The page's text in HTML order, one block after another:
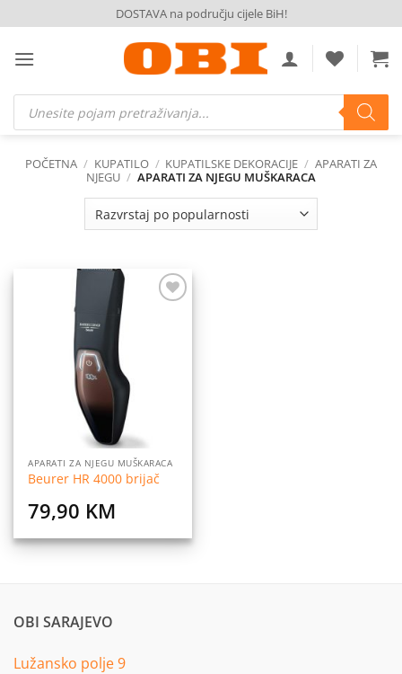
to
content
DOSTAVA na području cijele BiH!
Products
search
POČETNA / KUPATILO / KUPATILSKE DEKORACIJE / APARATI ZA
NJEGU / APARATI ZA NJEGU MUŠKARACA
APARATI ZA NJEGU MUŠKARACA
Beurer HR 4000 brijač
79,90 KM
OBI SARAJEVO
Lužansko polje 9